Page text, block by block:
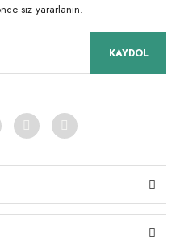
siz yararlanın.
KAYDOL